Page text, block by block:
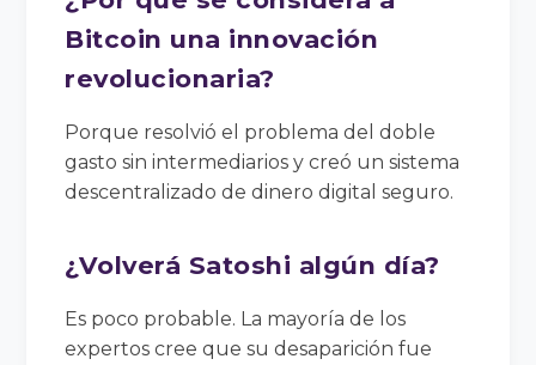
Bitcoin una innovación
revolucionaria?
Porque resolvió el problema del doble
gasto sin intermediarios y creó un sistema
descentralizado de dinero digital seguro.
¿Volverá Satoshi algún día?
Es poco probable. La mayoría de los
expertos cree que su desaparición fue